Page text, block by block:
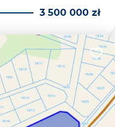
3 500 000 zł